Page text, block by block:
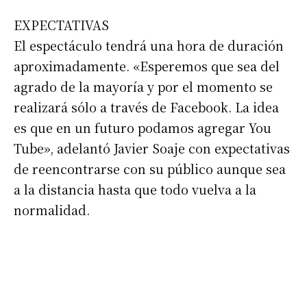
Suscribirme gratis
Dirección de correo electrónico*
EXPECTATIVAS
El espectáculo tendrá una hora de duración
aproximadamente. «Esperemos que sea del
agrado de la mayoría y por el momento se
realizará sólo a través de Facebook. La idea
es que en un futuro podamos agregar You
Tube», adelantó Javier Soaje con expectativas
de reencontrarse con su público aunque sea
a la distancia hasta que todo vuelva a la
normalidad.